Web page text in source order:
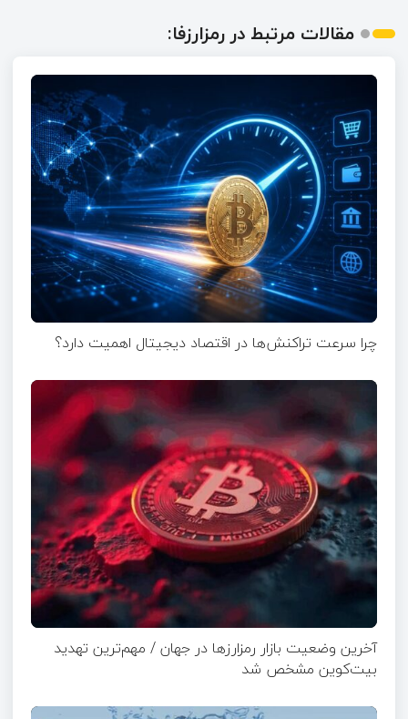
مقالات مرتبط در رمزارزفا:
چرا سرعت تراکنش‌ها در اقتصاد دیجیتال اهمیت دارد؟
آخرین وضعیت بازار رمزارزها در جهان / مهم‌ترین تهدید
بیت‌کوین مشخص شد